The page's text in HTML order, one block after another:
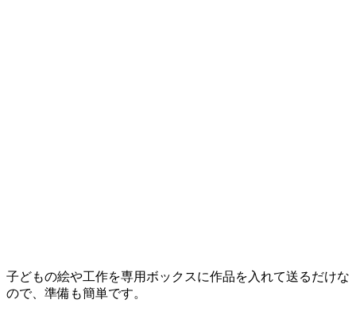
子どもの絵や工作を専用ボックスに作品を入れて送るだけな
ので、準備も簡単です。